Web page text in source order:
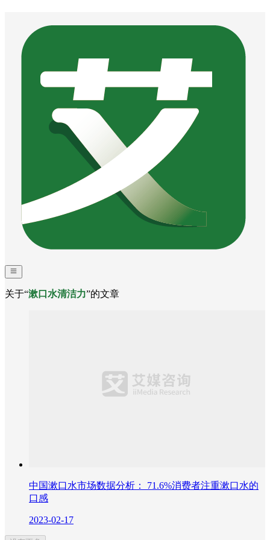
关于“漱口水清洁力”的文章
中国漱口水市场数据分析： 71.6%消费者注重漱口水的
口感
2023-02-17